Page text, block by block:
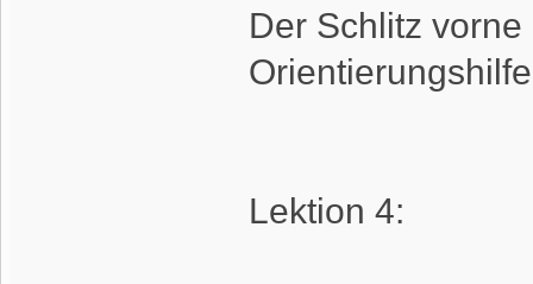
Der Schlitz
Lektion 4: